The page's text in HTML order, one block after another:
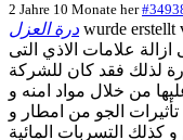
2 Jahre 10 Monate her
درة العزل wurde erstellt
علامات الاذي التى
لذلك فقد كان للشركة
من خلال مواد امنه و
الجو من امطار و